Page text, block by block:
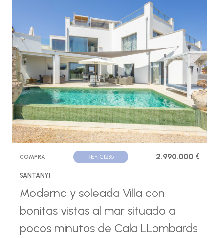
COMPRA REF. C1236 2.990.000 €
SANTANYI
Moderna y soleada Villa con
bonitas vistas al mar situado a
pocos minutos de Cala LLombards